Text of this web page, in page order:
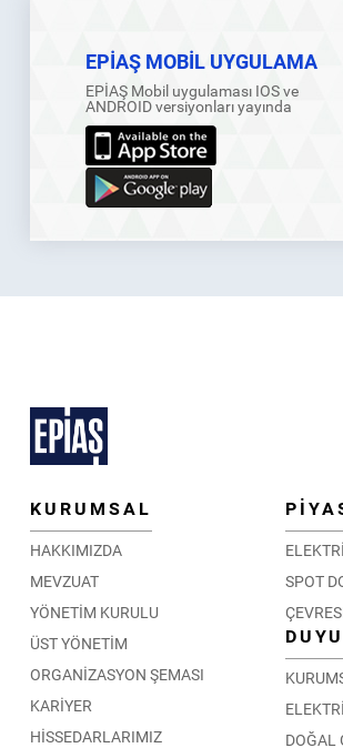
EPİAŞ MOBİL UYGULAMA
EPİAŞ Mobil uygulaması IOS ve
ANDROID versiyonları yayında
KURUMSAL
HAKKIMIZDA
MEVZUAT
YÖNETİM KURULU
ÜST YÖNETİM
ORGANİZASYON ŞEMASI
KARİYER
HİSSEDARLARIMIZ
SPOT
DOĞAL